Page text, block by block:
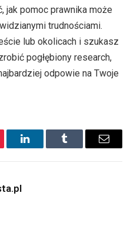
jak pomoc prawnika może
trudnościami.
lub okolicach i szukasz
pogłębiony research,
odpowie na Twoje
LinkedInTumblr Email